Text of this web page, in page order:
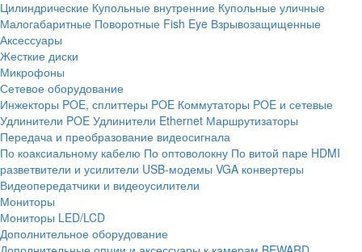
Цилиндрические Купольные внутренние Купольные уличные
Малогабаритные Поворотные Fish Eye Взрывозащищенные
Аксессуары
Жесткие диски
Микрофоны
Сетевое оборудование
Инжекторы POE, сплиттеры POE Коммутаторы POE и сетевые
Удлинители POE Удлинители Ethernet Маршрутизаторы
Передача и преобразование видеосигнала
По коаксиальному кабелю По оптоволокну По витой паре HDMI
разветвители и усилители USB-модемы VGA конвертеры
Видеопередатчики и видеоусилители
Мониторы
Мониторы LED/LCD
Дополнительное оборудование